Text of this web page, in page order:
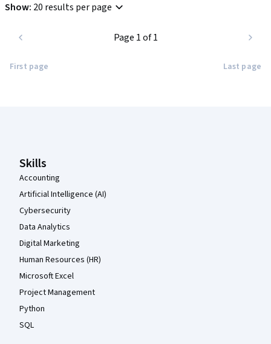
Show: 20 results per page
First page
Page 1 of 1
Last page
Skills
Accounting
Artificial Intelligence (AI)
Cybersecurity
Data Analytics
Digital Marketing
Human Resources (HR)
Microsoft Excel
Project Management
Python
SQL